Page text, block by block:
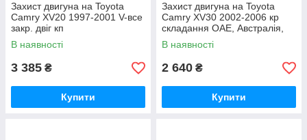
Захист двигуна на Toyota
Camry XV20 1997-2001 V-все
закр. двіг кп
В наявності
3 385 ₴
Купити
Захист двигуна на Toyota
Camry XV30 2002-2006 кр
складання ОАЕ, Австралія,
Сауд.Арав., закр. двіг кп
В наявності
2 640 ₴
Купити